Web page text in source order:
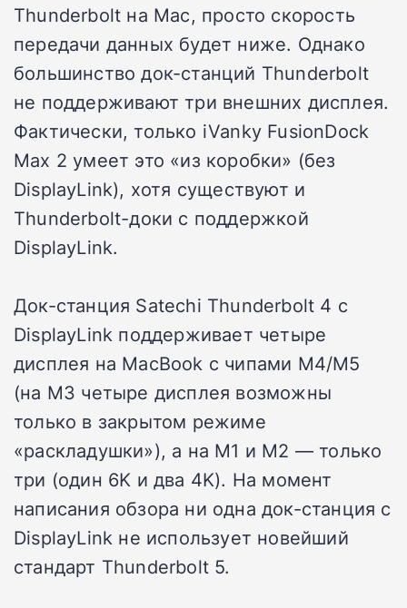
Thunderbolt на Mac, просто скорость
передачи данных будет ниже. Однако
большинство док-станций Thunderbolt
не поддерживают три внешних дисплея.
Фактически, только iVanky FusionDock
Max 2 умеет это «из коробки» (без
DisplayLink), хотя существуют и
Thunderbolt-доки с поддержкой
DisplayLink.
Док-станция Satechi Thunderbolt 4 с
DisplayLink поддерживает четыре
дисплея на MacBook с чипами M4/M5
(на M3 четыре дисплея возможны
только в закрытом режиме
«раскладушки»), а на M1 и M2 — только
три (один 6K и два 4K). На момент
написания обзора ни одна док-станция с
DisplayLink не использует новейший
стандарт Thunderbolt 5.